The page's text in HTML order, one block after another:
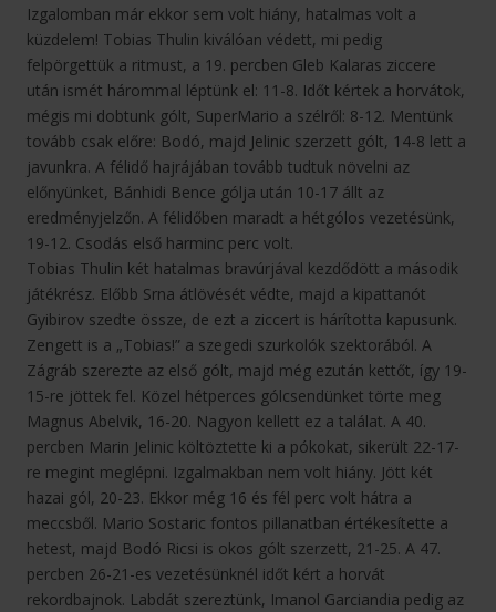
Izgalomban már ekkor sem volt hiány, hatalmas volt a
küzdelem! Tobias Thulin kiválóan védett, mi pedig
felpörgettük a ritmust, a 19. percben Gleb Kalaras ziccere
után ismét hárommal léptünk el: 11-8. Időt kértek a horvátok,
mégis mi dobtunk gólt, SuperMario a szélről: 8-12. Mentünk
tovább csak előre: Bodó, majd Jelinic szerzett gólt, 14-8 lett a
javunkra. A félidő hajrájában tovább tudtuk növelni az
előnyünket, Bánhidi Bence gólja után 10-17 állt az
eredményjelzőn. A félidőben maradt a hétgólos vezetésünk,
19-12. Csodás első harminc perc volt.
Tobias Thulin két hatalmas bravúrjával kezdődött a második
játékrész. Előbb Srna átlövését védte, majd a kipattanót
Gyibirov szedte össze, de ezt a ziccert is hárította kapusunk.
Zengett is a „Tobias!” a szegedi szurkolók szektorából. A
Zágráb szerezte az első gólt, majd még ezután kettőt, így 19-
15-re jöttek fel. Közel hétperces gólcsendünket törte meg
Magnus Abelvik, 16-20. Nagyon kellett ez a találat. A 40.
percben Marin Jelinic költöztette ki a pókokat, sikerült 22-17-
re megint meglépni. Izgalmakban nem volt hiány. Jött két
hazai gól, 20-23. Ekkor még 16 és fél perc volt hátra a
meccsből. Mario Sostaric fontos pillanatban értékesítette a
hetest, majd Bodó Ricsi is okos gólt szerzett, 21-25. A 47.
percben 26-21-es vezetésünknél időt kért a horvát
rekordbajnok. Labdát szereztünk, Imanol Garciandia pedig az